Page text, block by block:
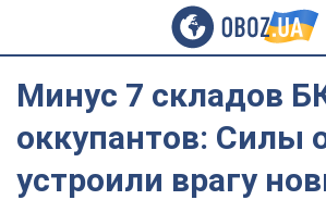
Минус 7 складов
оккупантов: Силы
устроили врагу